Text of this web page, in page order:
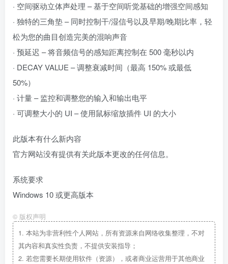
· 空间驱动立体声处理 – 基于空间听觉基础的增强空间感知
· 独特的三角垫 – 同时控制干/湿信号以及早期/晚期比率，轻
松为您的曲目创造完美的混响声音
· 预延迟 – 将音频信号的感知距离控制在 500 毫秒以内
· DECAY VALUE – 调整衰减时间（最高 150% 或最低
50%）
· 计量 – 监控和调整您的输入和输出电平
· 可调整大小的 UI – 使用鼠标缩放插件 UI 的大小
此版本有什么新内容
官方网站没有提供有关此版本更改的任何信息。
系统要求
Windows 10 或更高版本
© 版权声明
1. 本站为非营利性个人网站，所有资源来自网络收集整理，不对
其内容和真实性负责，不提供安装指导；
2. 若您需要长期使用软件（资源），或者商业运营用于其他商业